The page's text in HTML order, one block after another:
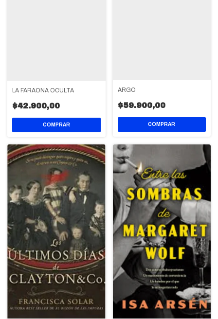
LA FARAONA OCULTA
$42.900,00
ARGO
$59.900,00